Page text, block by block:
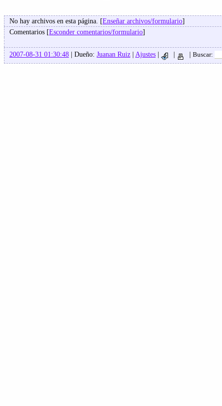
No hay archivos en esta página. [Enseñar archivos/formulario]
Comentarios [Esconder comentarios/formulario]
2007-08-31 01:30:48 | Dueño: Juanan Ruiz | Ajustes | | | Buscar: